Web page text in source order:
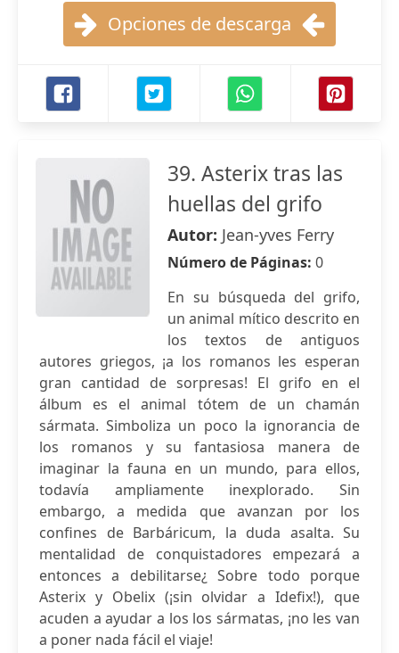
Opciones de descarga
39. Asterix tras las
huellas del grifo
Autor: Jean-yves Ferry
Número de Páginas: 0
En su búsqueda del grifo,
un animal mítico descrito en
los textos de antiguos
autores griegos, ¡a los romanos les esperan
gran cantidad de sorpresas! El grifo en el
álbum es el animal tótem de un chamán
sármata. Simboliza un poco la ignorancia de
los romanos y su fantasiosa manera de
imaginar la fauna en un mundo, para ellos,
todavía ampliamente inexplorado. Sin
embargo, a medida que avanzan por los
confines de Barbáricum, la duda asalta. Su
mentalidad de conquistadores empezará a
entonces a debilitarse¿ Sobre todo porque
Asterix y Obelix (¡sin olvidar a Idefix!), que
acuden a ayudar a los los sármatas, ¡no les van
a poner nada fácil el viaje!